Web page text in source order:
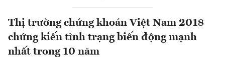
Thị trường chứng khoán Việt Nam 2018
chứng kiến tình trạng biến động mạnh
nhất trong 10 năm